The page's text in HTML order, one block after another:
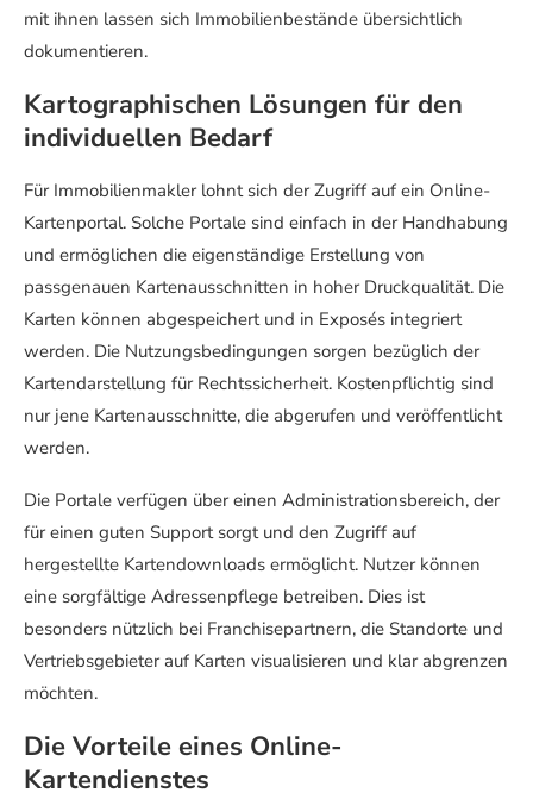
mit ihnen lassen sich Immobilienbestände übersichtlich
dokumentieren.
Kartographischen Lösungen für den
individuellen Bedarf
Für Immobilienmakler lohnt sich der Zugriff auf ein Online-
Kartenportal. Solche Portale sind einfach in der Handhabung
und ermöglichen die eigenständige Erstellung von
passgenauen Kartenausschnitten in hoher Druckqualität. Die
Karten können abgespeichert und in Exposés integriert
werden. Die Nutzungsbedingungen sorgen bezüglich der
Kartendarstellung für Rechtssicherheit. Kostenpflichtig sind
nur jene Kartenausschnitte, die abgerufen und veröffentlicht
werden.
Die Portale verfügen über einen Administrationsbereich, der
für einen guten Support sorgt und den Zugriff auf
hergestellte Kartendownloads ermöglicht. Nutzer können
eine sorgfältige Adressenpflege betreiben. Dies ist
besonders nützlich bei Franchisepartnern, die Standorte und
Vertriebsgebieter auf Karten visualisieren und klar abgrenzen
möchten.
Die Vorteile eines Online-
Kartendienstes